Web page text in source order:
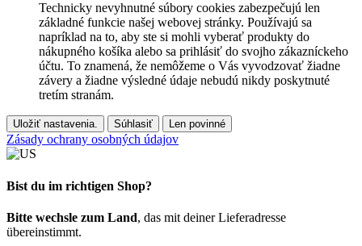
Technicky nevyhnutné súbory cookies zabezpečujú len
základné funkcie našej webovej stránky. Používajú sa
napríklad na to, aby ste si mohli vyberať produkty do
nákupného košíka alebo sa prihlásiť do svojho zákazníckeho
účtu. To znamená, že nemôžeme o Vás vyvodzovať žiadne
závery a žiadne výsledné údaje nebudú nikdy poskytnuté
tretím stranám.
Uložiť nastavenia. Súhlasiť Len povinné
Zásady ochrany osobných údajov
Bist du im richtigen Shop?
Bitte wechsle zum Land, das mit deiner Lieferadresse
übereinstimmt.